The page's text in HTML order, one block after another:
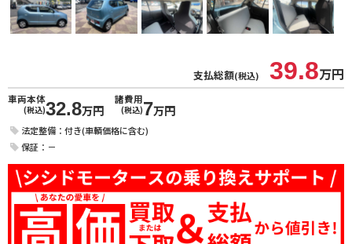
支払総額(税込) 39.8万円
車両本体
(税込)32.8万円
諸費用
(税込)7万円
法定整備：付き(車輌価格に含む)
保証：－